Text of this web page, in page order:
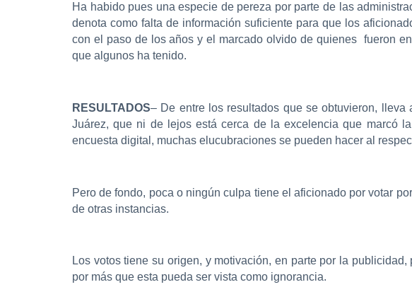
Ha habido pues una especie de pereza por parte de las
denota como falta de información suficiente para que los
con el paso de los años y el marcado olvido de quienes fueron
que algunos ha tenido.
RESULTADOS– De entre los resultados que se obtuvieron,
Juárez, que ni de lejos está cerca de la excelencia que marcó
encuesta digital, muchas elucubraciones se pueden hacer al
Pero de fondo, poca o ningún culpa tiene el aficionado por votar
de otras instancias.
Los votos tiene su origen, y motivación, en parte por la
por más que esta pueda ser vista como ignorancia.